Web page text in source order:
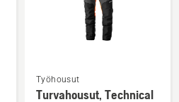
Katso
lisätietoja
Työhousut
Turvahousut, Technical